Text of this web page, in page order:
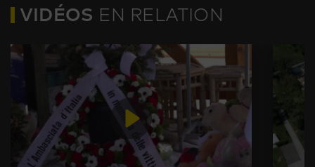
VIDÉOS EN RELATION